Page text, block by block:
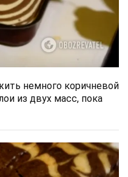
немного коричневой
из двух масс, пока